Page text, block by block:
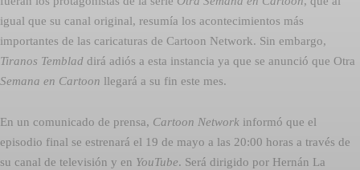
igual que su canal original, resumía los acontecimientos más
importantes de las caricaturas de Cartoon Network. Sin embargo,
Tiranos Temblad dirá adiós a esta instancia ya que se anunció que Otra
Semana en Cartoon  llegará a su fin este mes.
En un comunicado de prensa, Cartoon Network informó que el
episodio final se estrenará el 19 de mayo a las 20:00 horas a través de
su canal de televisión y en YouTube. Será dirigido por Hernán La